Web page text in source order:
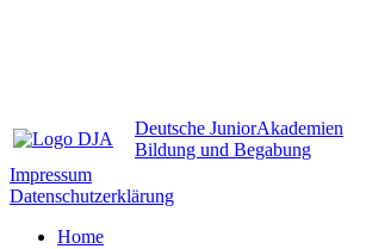
Deutsche JuniorAkademien
Bildung und Begabung
Impressum
Datenschutzerklärung
Home